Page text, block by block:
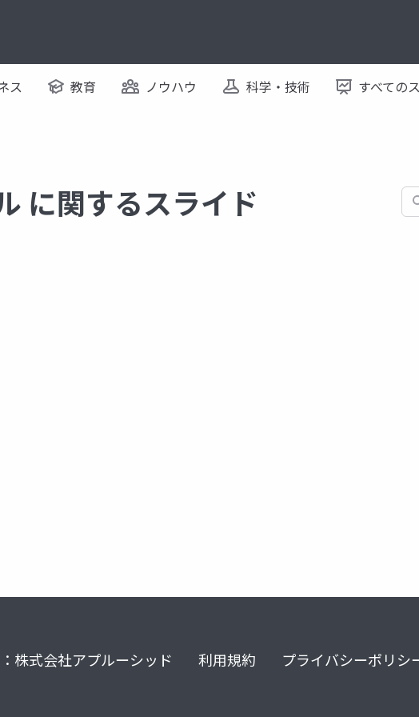
ス 教育 ノウハウ 科学・技術 すべての
に関するスライド 検
株式会社アプルーシッド 利用規約 プライバシーポリシ